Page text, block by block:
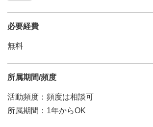
必要経費
無料
所属期間/頻度
活動頻度：頻度は相談可
所属期間：1年からOK